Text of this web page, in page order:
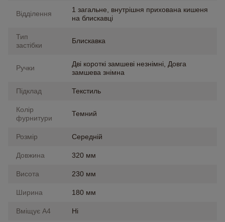
Відділення
1 загальне, внутрішня прихована кишеня
на блискавці
Тип
застібки
Блискавка
Ручки
Дві короткі замшеві незнімні, Довга
замшева знімна
Підклад Текстиль
Колір
фурнитури
Темний
Розмір Середній
Довжина 320 мм
Висота 230 мм
Ширина 180 мм
Вміщує А4 Ні